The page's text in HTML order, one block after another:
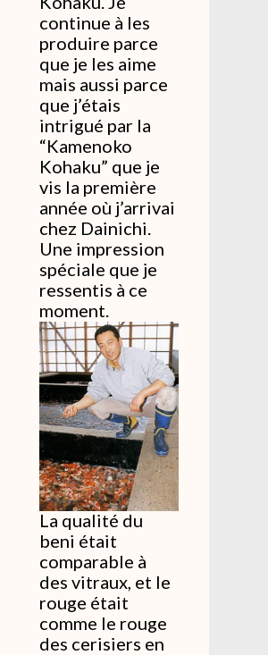
continue à les
produire parce
que je les aime
mais aussi parce
que j’étais
intrigué par la
“Kamenoko
Kohaku” que je
vis la première
année où j’arrivai
chez Dainichi.
Une impression
spéciale que je
ressentis à ce
moment.
La qualité du
beni était
comparable à
des vitraux, et le
rouge était
comme le rouge
des cerisiers en